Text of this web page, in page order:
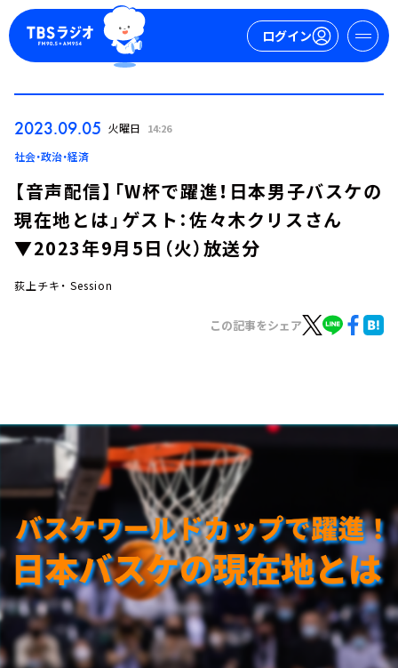
ログイン
イベント・グッズ
YouTube
会社情報
2023.09.05 火曜日 14:26
社会・政治・経済
【音声配信】「W杯で躍進！日本男子バスケの
現在地とは」ゲスト：佐々木クリスさん
▼2023年9月5日（火）放送分
荻上チキ・ Session
この記事をシェア